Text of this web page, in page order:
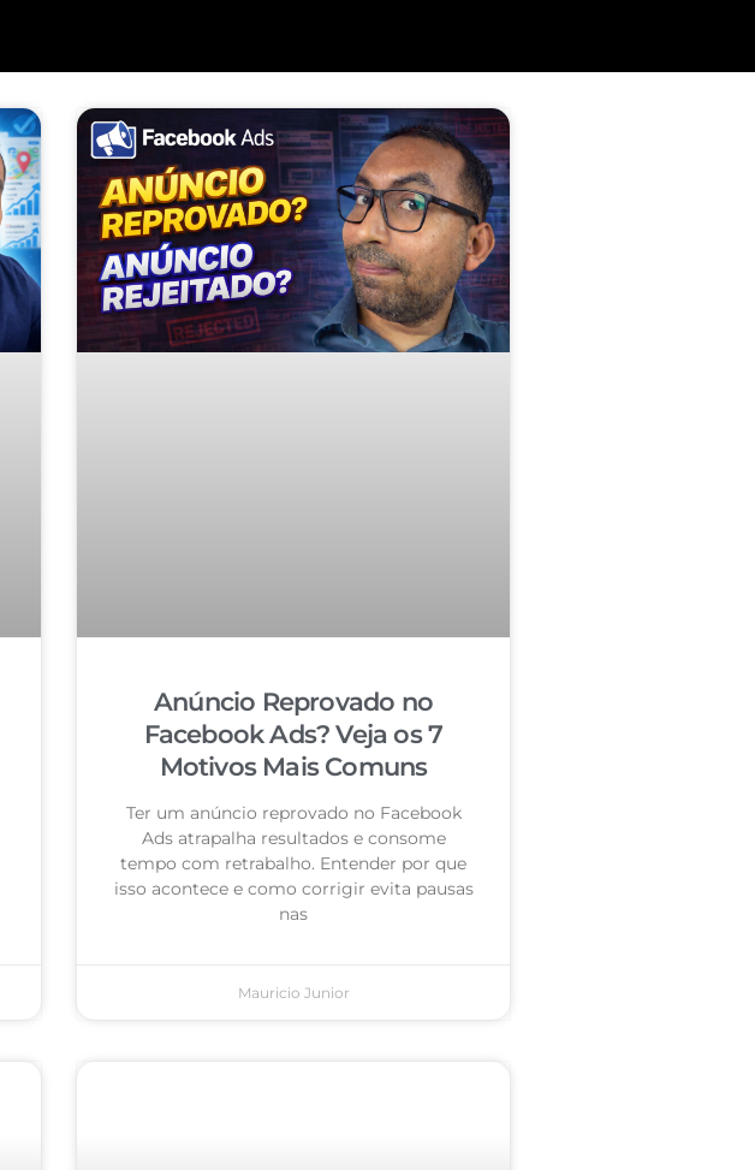
Anúncio Reprovado no
Facebook Ads? Veja os 7
Motivos Mais Comuns
Ter um anúncio reprovado no Facebook
Ads atrapalha resultados e consome
tempo com retrabalho. Entender por que
isso acontece e como corrigir evita pausas
nas
Mauricio Junior